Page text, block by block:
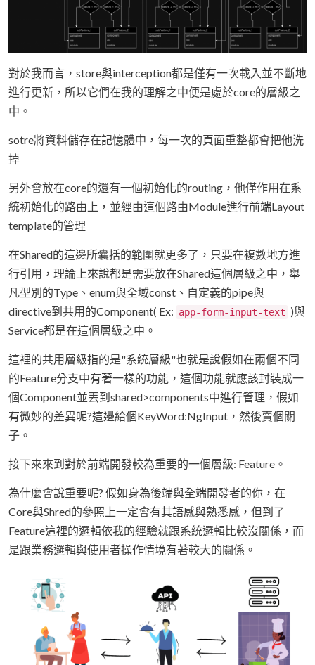
對於我而言，store與interception都是僅有一次載入並不斷地
進行更新，所以它們在我的理解之中便是處於core的層級之
中。
sotre將資料儲存在記憶體中，每一次的頁面重整都會把他洗
掉
另外會放在core的還有一個初始化的routing，他僅作用在系
統初始化的路由上，並經由這個路由Module進行前端Layout
template的管理
在Shared的這邊所囊括的範圍就更多了，只要在複數地方進
行引用，理論上來說都是需要放在Shared這個層級之中，舉
凡型別的Type、enum與全域const、自定義的pipe與
directive到共用的Component( Ex: app-form-input-text )與
Service都是在這個層級之中。
這裡的共用層級指的是"系統層級"也就是說假如在兩個不同
的Feature分支中有著一樣的功能，這個功能就應該封裝成一
個Component並丟到shared>components中進行管理，假如
有微妙的差異呢?這邊給個KeyWord:NgInput，然後賣個關
子。
接下來來到對於前端開發較為重要的一個層級: Feature。
為什麼會說重要呢? 假如身為後端與全端開發者的你，在
Core與Shred的參照上一定會有其語感與熟悉感，但到了
Feature這裡的邏輯依我的經驗就跟系統邏輯比較沒關係，而
是跟業務邏輯與使用者操作情境有著較大的關係。